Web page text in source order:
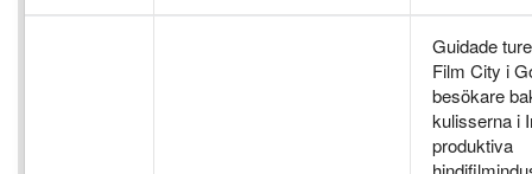
Guidade
Film City i
besökare
kulisserna i
produktiva